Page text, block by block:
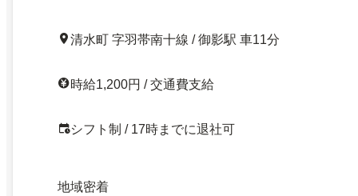
清水町 字羽帯南十線 / 御影駅 車11分
時給1,200円 / 交通費支給
シフト制 / 17時までに退社可
地域密着